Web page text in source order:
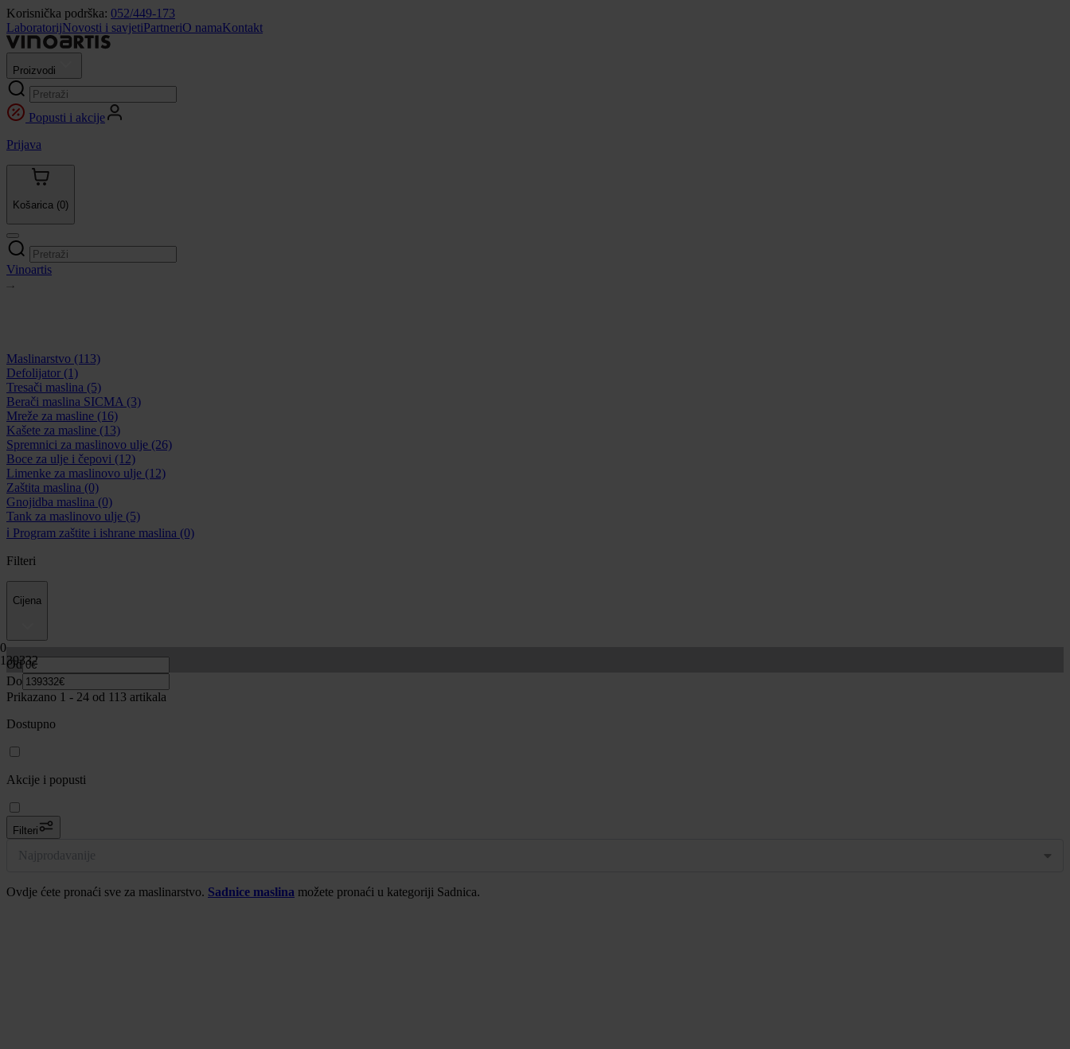
Korisnička podrška: 052/449-173
LaboratorijNovosti i savjetiPartneriO namaKontakt
Proizvodi
Popusti i akcije
Prijava
Košarica (0)
Vinoartis
Maslinarstvo (113)
Defolijator (1)
Tresači maslina (5)
Berači maslina SICMA (3)
Mreže za masline (16)
Kašete za masline (13)
Spremnici za maslinovo ulje (26)
Boce za ulje i čepovi (12)
Limenke za maslinovo ulje (12)
Zaštita maslina (0)
Gnojidba maslina (0)
Tank za maslinovo ulje (5)
ℹ️ Program zaštite i ishrane maslina (0)
Filteri
Cijena
0
139332
Od
Do
Prikazano 1 - 24 od 113 artikala
Dostupno
Akcije i popusti
Filteri
Najprodavanije
Ovdje ćete pronaći sve za maslinarstvo. Sadnice maslina možete pronaći u kategoriji Sadnica.